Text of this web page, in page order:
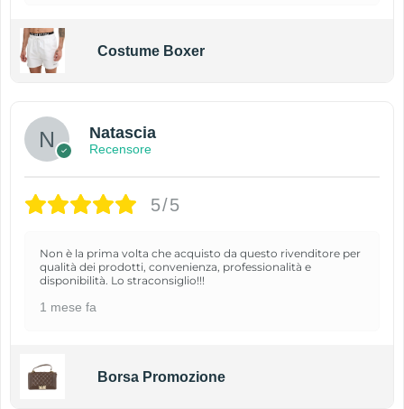
Costume Boxer
Natascia
Recensore
5/5
Non è la prima volta che acquisto da questo rivenditore per
qualità dei prodotti, convenienza, professionalità e
disponibilità. Lo straconsiglio!!!
1 mese fa
Borsa Promozione